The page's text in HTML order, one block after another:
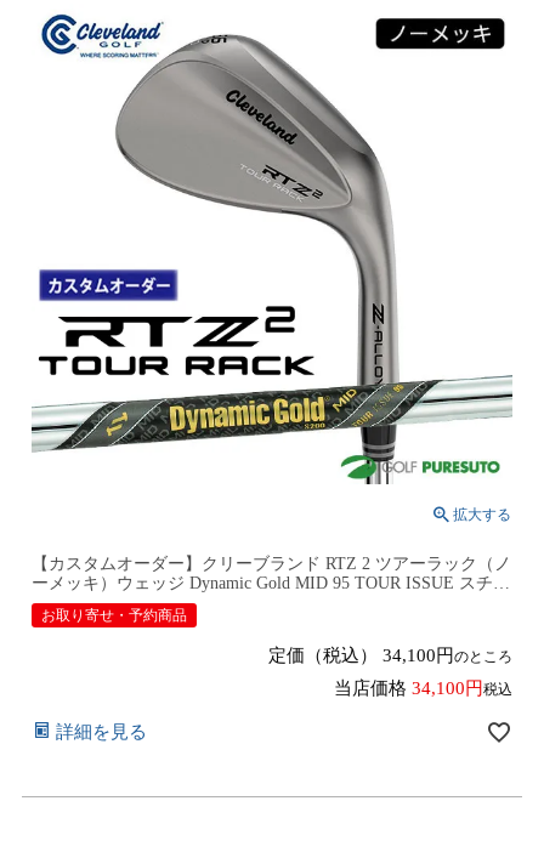
【カスタムオーダー】クリーブランド RTZ 2 ツアーラック（ノ
ーメッキ）ウェッジ Dynamic Gold MID 95 TOUR ISSUE スチー
ルシャフト 2026年モデル日本仕様 日本正規品 cleveland アール
ティーゼット ツー【■DC■】9月12日発売予定
お取り寄せ・予約商品
定価（税込） 34,100 のところ
当店価格 34,100 税込
詳細を見る